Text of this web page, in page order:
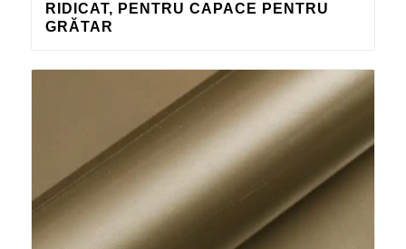
RIDICAT, PENTRU CAPACE PENTRU
GRĂTAR